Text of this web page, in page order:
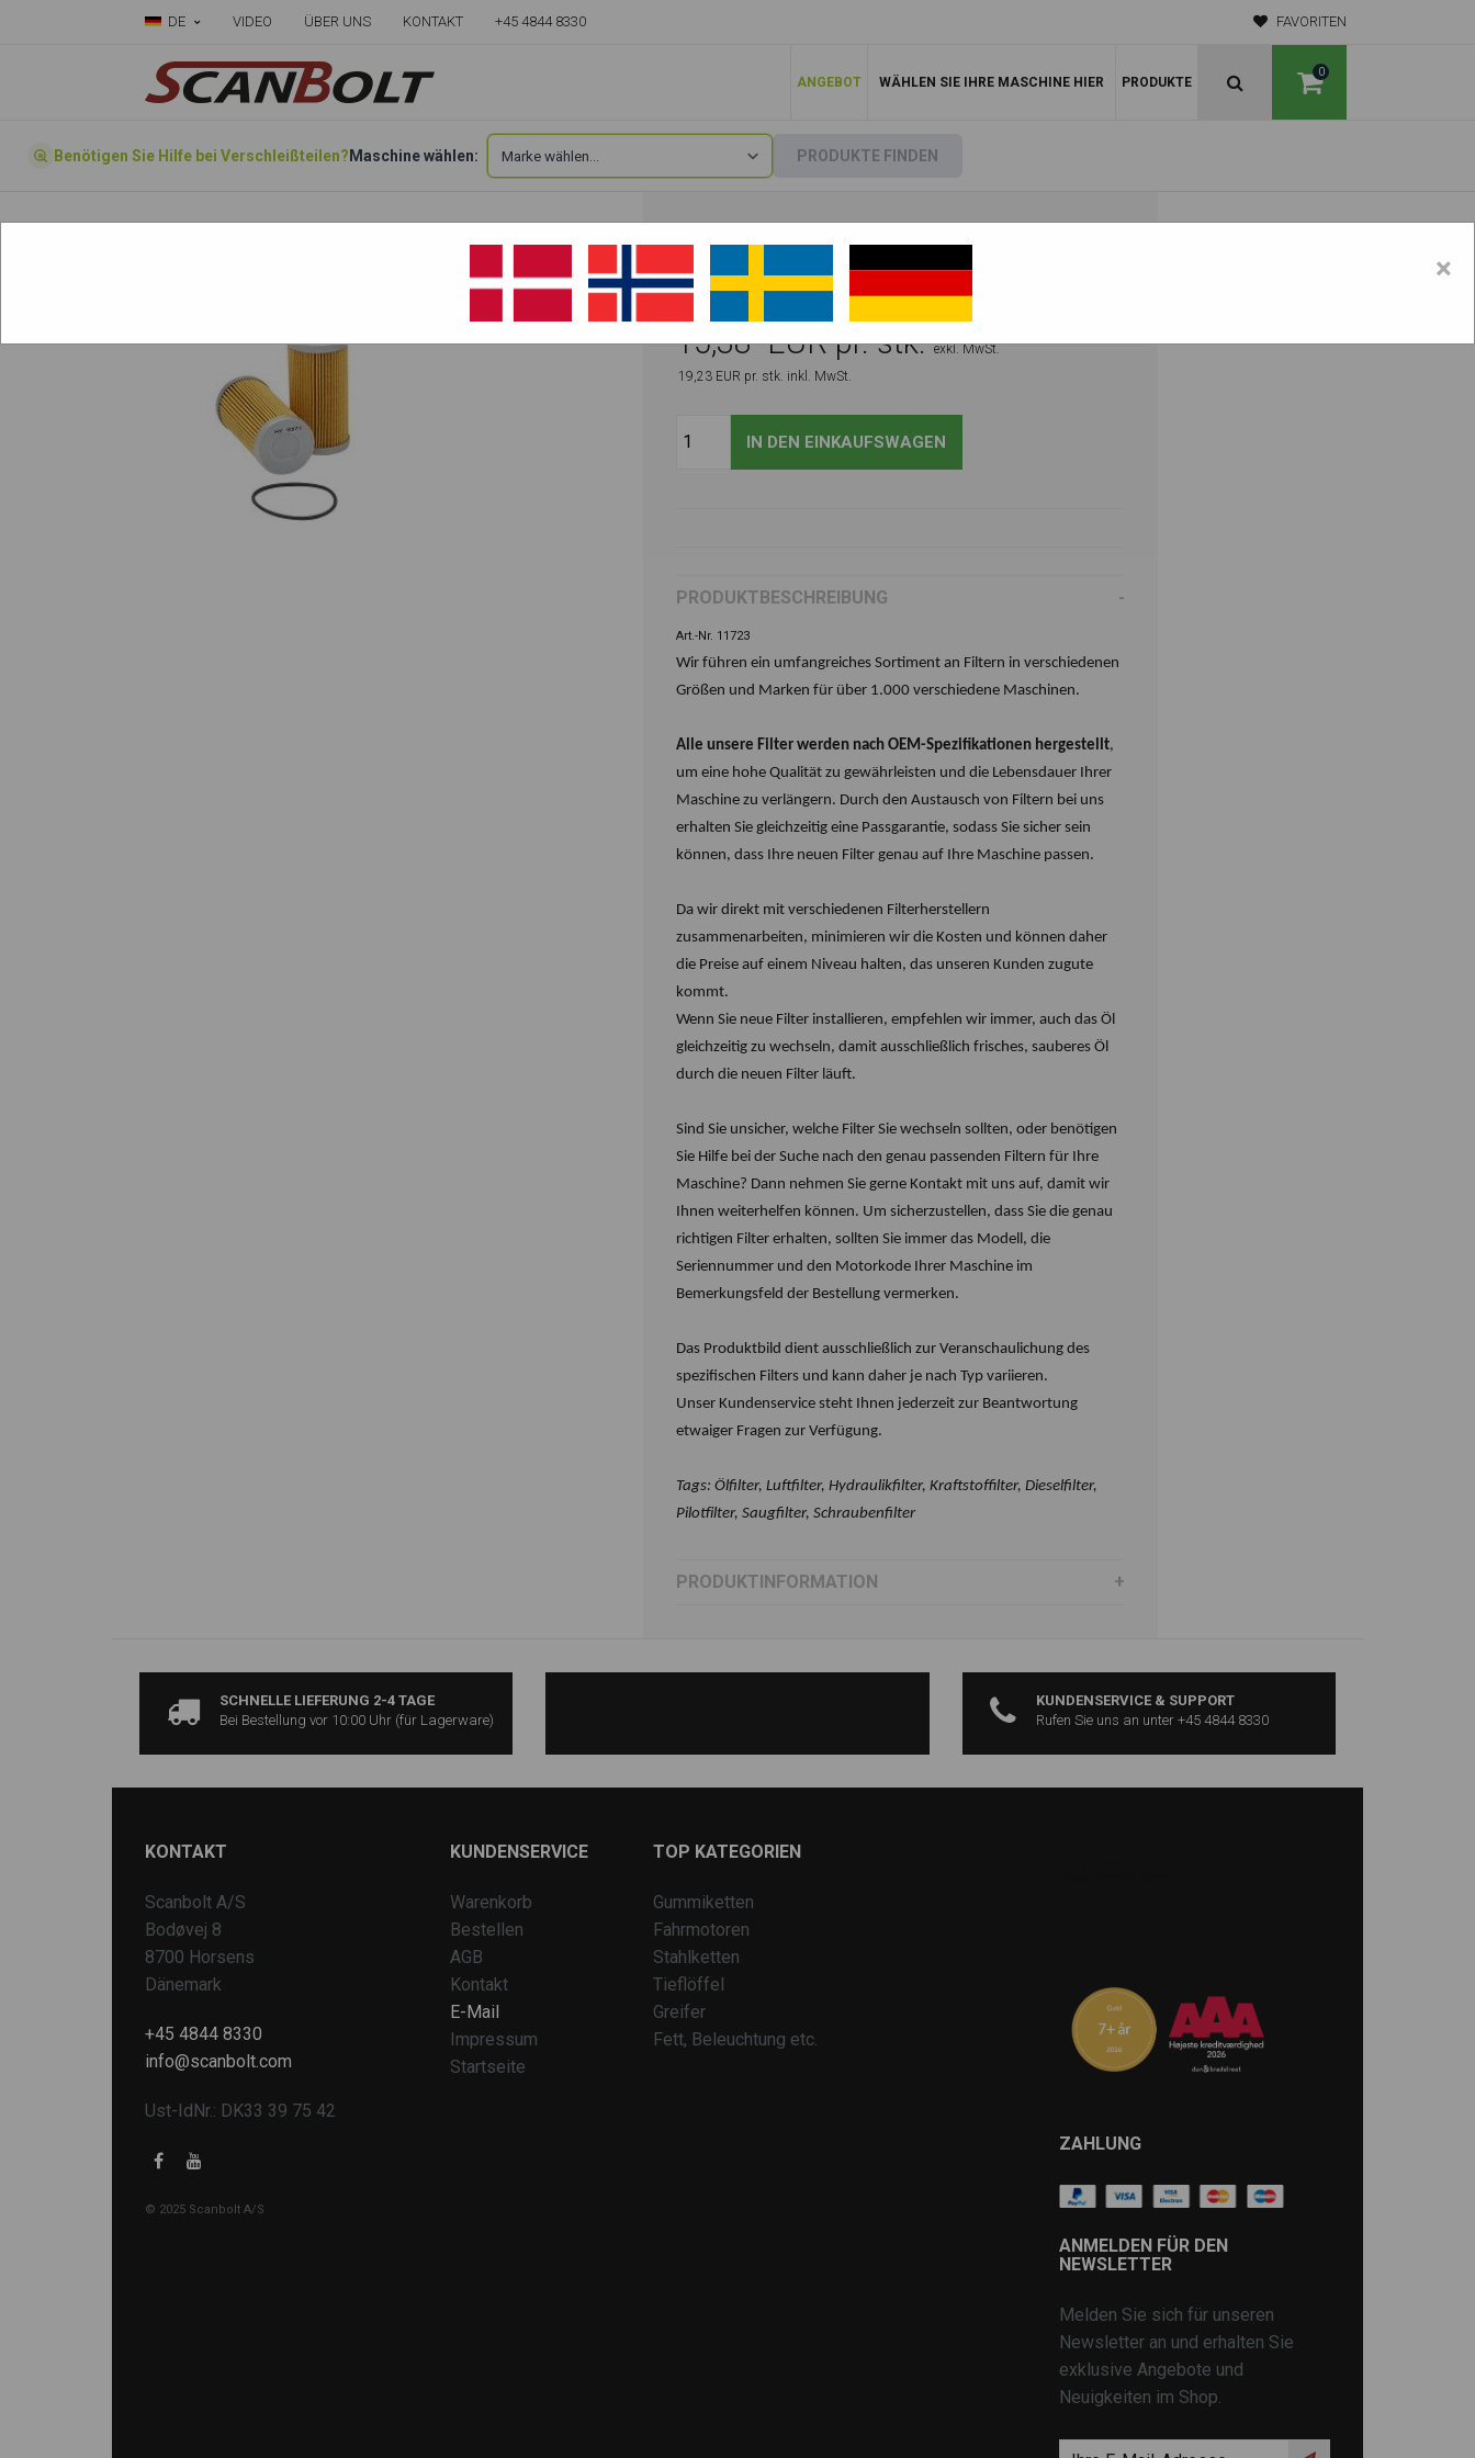
DE VIDEO ÜBER UNS KONTAKT +45 4844 8330 FAVORITEN
0
ANGEBOT WÄHLEN SIE IHRE MASCHINE HIER PRODUKTE
Benötigen Sie Hilfe bei Verschleißteilen? Maschine wählen: PRODUKTE FINDEN
HYDRAULIKFILTER (86 MM.
HØJDE)
15,38EUR pr. stk.exkl. MwSt.
19,23EUR pr. stk. inkl. MwSt.
PRODUKTBESCHREIBUNG
Art.-Nr. 11723
Wir führen ein umfangreiches Sortiment an Filtern in verschiedenen
Größen und Marken für über 1.000 verschiedene Maschinen.
Alle unsere Filter werden nach OEM-Spezifikationen hergestellt,
um eine hohe Qualität zu gewährleisten und die Lebensdauer Ihrer
Maschine zu verlängern. Durch den Austausch von Filtern bei uns
erhalten Sie gleichzeitig eine Passgarantie, sodass Sie sicher sein
können, dass Ihre neuen Filter genau auf Ihre Maschine passen.
Da wir direkt mit verschiedenen Filterherstellern
zusammenarbeiten, minimieren wir die Kosten und können daher
die Preise auf einem Niveau halten, das unseren Kunden zugute
kommt.
Wenn Sie neue Filter installieren, empfehlen wir immer, auch das Öl
gleichzeitig zu wechseln, damit ausschließlich frisches, sauberes Öl
durch die neuen Filter läuft.
Sind Sie unsicher, welche Filter Sie wechseln sollten, oder benötigen
Sie Hilfe bei der Suche nach den genau passenden Filtern für Ihre
Maschine? Dann nehmen Sie gerne Kontakt mit uns auf, damit wir
Ihnen weiterhelfen können. Um sicherzustellen, dass Sie die genau
richtigen Filter erhalten, sollten Sie immer das Modell, die
Seriennummer und den Motorkode Ihrer Maschine im
Bemerkungsfeld der Bestellung vermerken.
Das Produktbild dient ausschließlich zur Veranschaulichung des
spezifischen Filters und kann daher je nach Typ variieren.
Unser Kundenservice steht Ihnen jederzeit zur Beantwortung
etwaiger Fragen zur Verfügung.
Tags: Ölfilter, Luftfilter, Hydraulikfilter, Kraftstoffilter, Dieselfilter,
Pilotfilter, Saugfilter, Schraubenfilter
PRODUKTINFORMATION
SCHNELLE LIEFERUNG 2-4 TAGE
Bei Bestellung vor 10:00 Uhr (für Lagerware)
KUNDENSERVICE & SUPPORT
Rufen Sie uns an unter +45 4844 8330
KONTAKT
Scanbolt A/S
Bodøvej 8
8700 Horsens
Dänemark
+45 4844 8330
info@scanbolt.com
Ust-IdNr.: DK33 39 75 42
© 2025 Scanbolt A/S
KUNDENSERVICE
Warenkorb
Bestellen
AGB
Kontakt
E-Mail
Impressum
Startseite
TOP KATEGORIEN
Gummiketten
Fahrmotoren
Stahlketten
Tieflöffel
Greifer
Fett, Beleuchtung etc.
ZAHLUNG
ANMELDEN FÜR DEN
NEWSLETTER
Melden Sie sich für unseren
Newsletter an und erhalten Sie
exklusive Angebote und
Neuigkeiten im Shop.
×